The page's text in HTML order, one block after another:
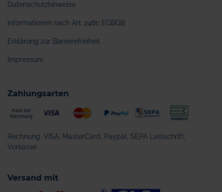
Datenschutzhinweise
Informationen nach Art. 246c EGBGB
Erklärung zur Barrierefreiheit
Impressum
Zahlungsarten
Rechnung, VISA, MasterCard, Paypal, SEPA Lastschrift,
Vorkasse
Versand mit